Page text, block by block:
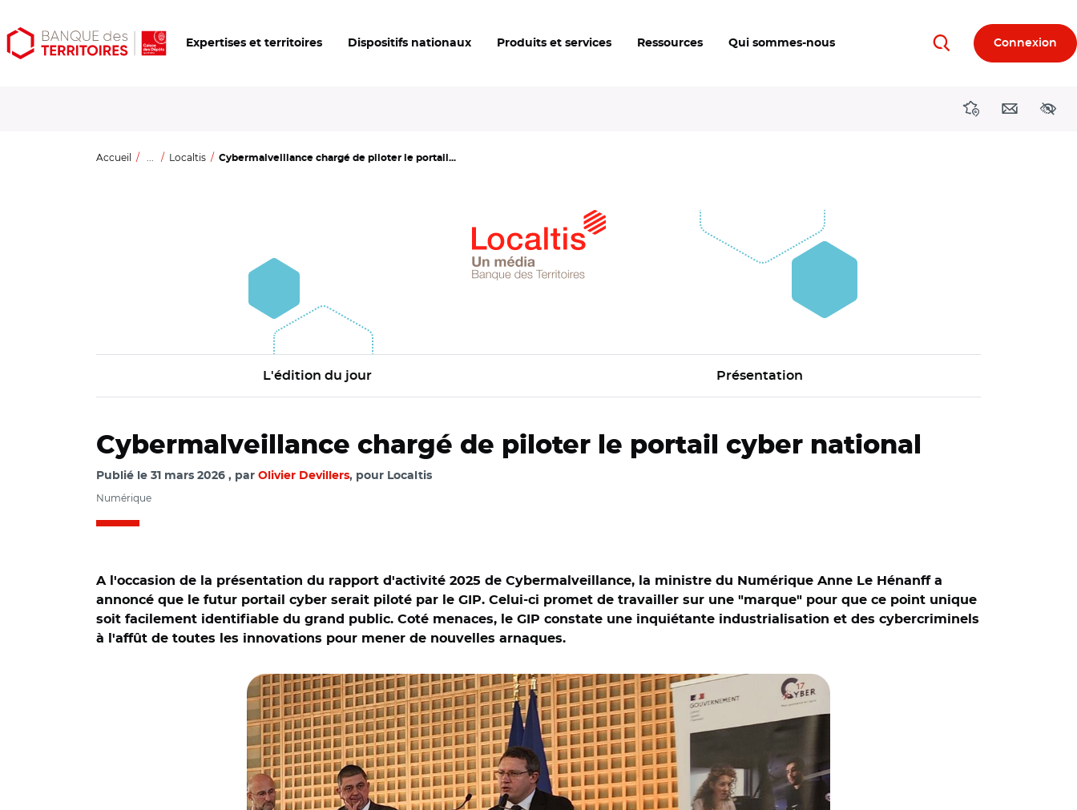
Aller
au
Aller
au
Ouvrir
les
Expertises et territoires Dispositifs nationaux Produits et services Ressources Qui sommes-nous RechercherConnexion
DirectionsContact
Accueil ... Localtis Cybermalveillance chargé de piloter le portail...
L'édition du jour Présentation
Cybermalveillance chargé de piloter le portail cyber national
Publié le 31 mars 2026 par Olivier Devillers, pour Localtis
Numérique
A l'occasion de la présentation du rapport d'activité 2025 de Cybermalveillance, la ministre du Numérique Anne Le Hénanff a
annoncé que le futur portail cyber serait piloté par le GIP. Celui-ci promet de travailler sur une "marque" pour que ce point unique
soit facilement identifiable du grand public. Coté menaces, le GIP constate une inquiétante industrialisation et des cybercriminels
à l'affût de toutes les innovations pour mener de nouvelles arnaques.